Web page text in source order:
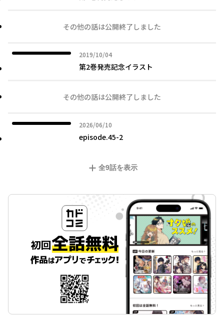
その他の話は公開終了しました
2019/10/04
2019年10月04日
第2巻発売記念イラスト
その他の話は公開終了しました
2026/06/10
2026年06月10日
episode.45-2
全9話を表示